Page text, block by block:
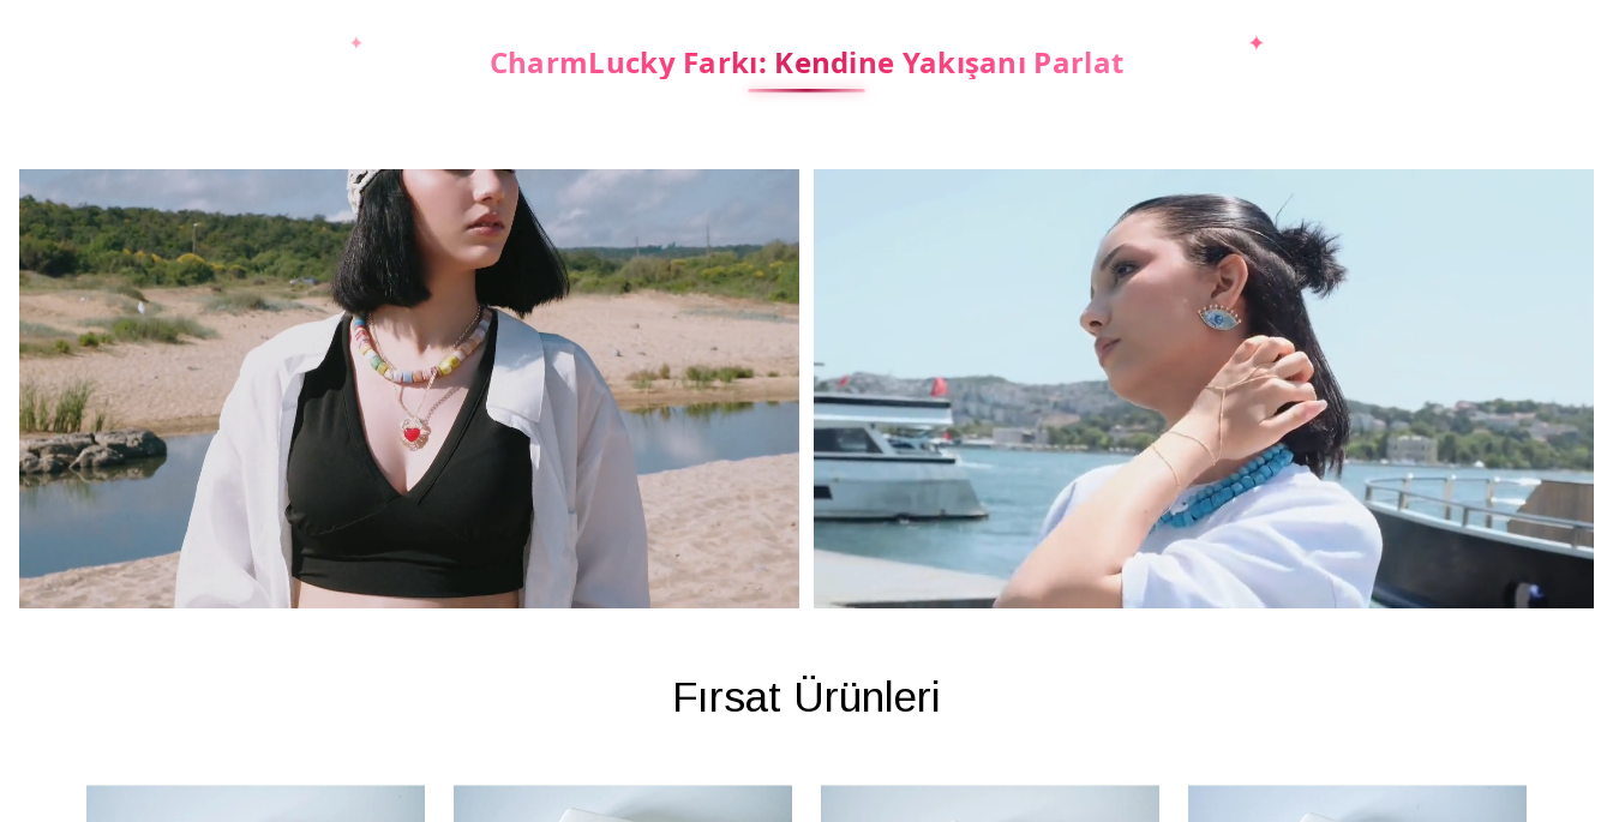
CharmLucky Farkı: Kendine Yakışanı Parlat
Fırsat Ürünleri